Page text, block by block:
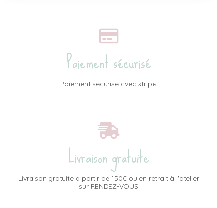
Paiement sécurisé
Paiement sécurisé avec stripe.
Livraison gratuite
Livraison gratuite à partir de 150€ ou en retrait à l'atelier
sur RENDEZ-VOUS